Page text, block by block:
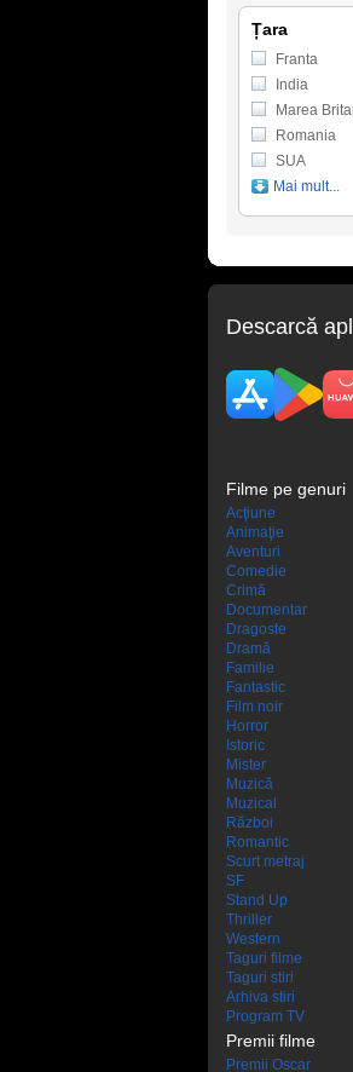
Țara
Franta
India
Marea
Romania
SUA
Mai mult...
Descarcă
Filme pe genuri
Acţiune
Animaţie
Aventuri
Comedie
Crimă
Documentar
Dragoste
Dramă
Familie
Fantastic
Film noir
Horror
Istoric
Mister
Muzică
Muzical
Război
Romantic
Scurt metraj
SF
Stand Up
Thriller
Western
Taguri filme
Taguri stiri
Arhiva stiri
Program TV
Premii filme
Premii Oscar